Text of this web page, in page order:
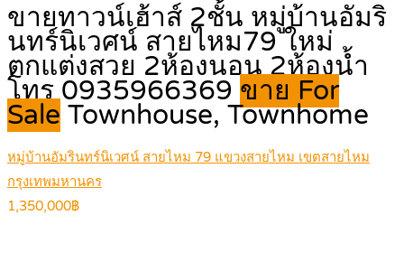
ขายทาวน์เฮ้าส์ 2ชั้น หมู่บ้านอัมริ
นทร์นิเวศน์ สายไหม79 ใหม่
ตกแต่งสวย 2ห้องนอน 2ห้องน้ำ
โทร 0935966369 ขาย For
Sale Townhouse, Townhome
หมู่บ้านอัมรินทร์นิเวศน์ สายไหม 79 แขวงสายไหม เขตสายไหม
กรุงเทพมหานคร
1,350,000฿